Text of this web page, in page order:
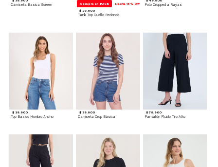
Camiseta Basica Screen Compra en PACK Hasta 15% Off
$ 29.900
Tank Top Cuello Redondo
Polo Cropped a Rayas
$ 39.900
Top Basico Hombro Ancho
$ 39.900
Camiseta Crop Básica
$ 79.900
Pantalón Fluido Tiro Alto